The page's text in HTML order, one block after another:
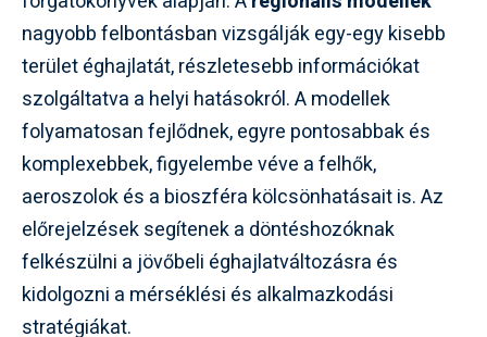
nagyobb felbontásban vizsgálják egy-egy kisebb
terület éghajlatát, részletesebb információkat
szolgáltatva a helyi hatásokról. A modellek
folyamatosan fejlődnek, egyre pontosabbak és
komplexebbek, figyelembe véve a felhők,
aeroszolok és a bioszféra kölcsönhatásait is. Az
előrejelzések segítenek a döntéshozóknak
felkészülni a jövőbeli éghajlatváltozásra és
kidolgozni a mérséklési és alkalmazkodási
stratégiákat.